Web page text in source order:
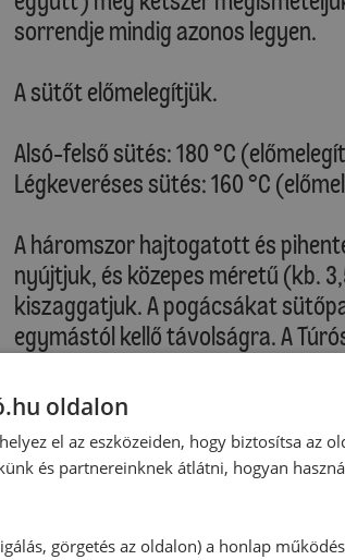
sorrendje mindig azonos legyen.
A sütőt előmelegítjük.
Alsó-felső sütés: 180 °C
Légkeveréses sütés: 160 °C
A háromszor hajtogatott és
nyújtjuk, és közepes méretű (kb.
kiszaggatjuk. A pogácsákat
egymástól kellő távolságra. A
a felvert tojással. A sütőlemezt a
pogácsákat megsütjük.
Sütési idő: kb. 25 perc
A kész pogácsákat a
oldalon
el az eszközeiden, hogy biztosítsa az
és partnereinknek átlátni, hogyan
görgetés az oldalon) a honlap